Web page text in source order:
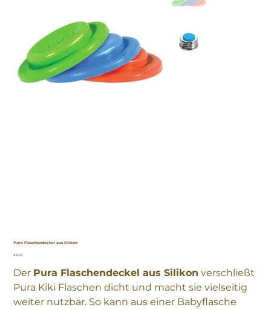
Pura Flaschendeckel aus Silikon
Preis
€ 9,00
Der Pura Flaschendeckel aus Silikon verschließt
Pura Kiki Flaschen dicht und macht sie vielseitig
weiter nutzbar. So kann aus einer Babyflasche